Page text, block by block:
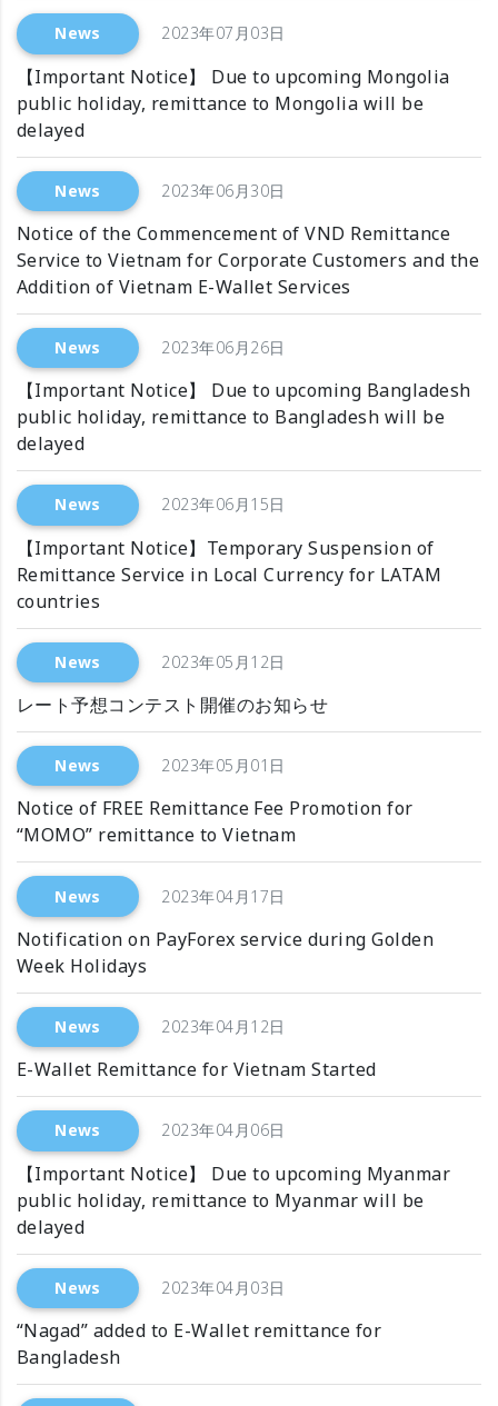
News 2023年07月03日
【Important Notice】 Due to upcoming Mongolia
public holiday, remittance to Mongolia will be
delayed
News 2023年06月30日
Notice of the Commencement of VND Remittance
Service to Vietnam for Corporate Customers and the
Addition of Vietnam E-Wallet Services
News 2023年06月26日
【Important Notice】 Due to upcoming Bangladesh
public holiday, remittance to Bangladesh will be
delayed
News 2023年06月15日
【Important Notice】Temporary Suspension of
Remittance Service in Local Currency for LATAM
countries
News 2023年05月12日
レート予想コンテスト開催のお知らせ
News 2023年05月01日
Notice of FREE Remittance Fee Promotion for
“MOMO” remittance to Vietnam
News 2023年04月17日
Notification on PayForex service during Golden
Week Holidays
News 2023年04月12日
E-Wallet Remittance for Vietnam Started
News 2023年04月06日
【Important Notice】 Due to upcoming Myanmar
public holiday, remittance to Myanmar will be
delayed
News 2023年04月03日
“Nagad” added to E-Wallet remittance for
Bangladesh